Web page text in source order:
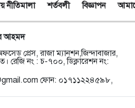
নীতিমালা শর্তবলী বিজ্ঞাপন
আহমদ
প্রেস, রাজা ম্যানশন,জিন্দাবাজার,
রেজি নং : চ-৭০০, ডিক্লারেশন নং:
ফোন: ০১৭১১২২৪৫৯৮,